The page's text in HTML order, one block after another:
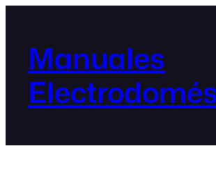
Manuales